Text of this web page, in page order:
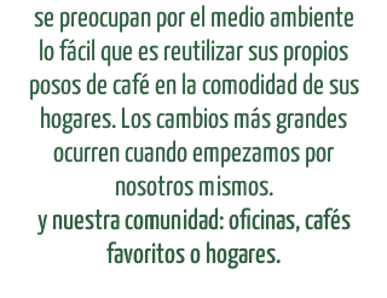
se preocupan por el medio ambiente
lo fácil que es reutilizar sus propios
posos de café en la comodidad de sus
hogares. Los cambios más grandes
ocurren cuando empezamos por
nosotros mismos.
y nuestra comunidad: oficinas, cafés
favoritos o hogares.